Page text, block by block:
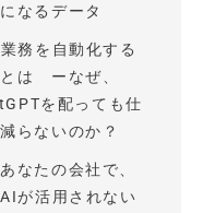
なるデータ
務を自動化する
は ーなぜ、
を配っても仕
らないのか？
なたの会社で、
が活用されない